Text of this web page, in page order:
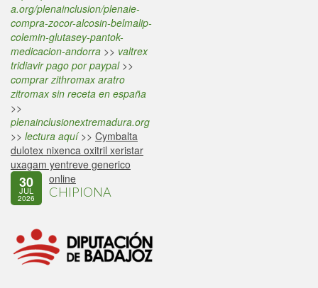
a.org/plenainclusion/plenaie-
compra-zocor-alcosin-belmalip-
colemin-glutasey-pantok-
medicacion-andorra >> valtrex
tridiavir pago por paypal>>
comprar zithromax aratro
zitromax sin receta en españa
>>
plenainclusionextremadura.org
>> lectura aquí>> Cymbalta
dulotex nixenca oxitril xeristar
uxagam yentreve generico
online
30
JUL
2026 CHIPIONA